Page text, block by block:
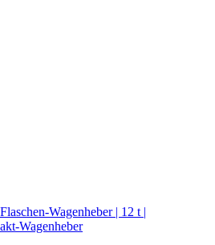
Wagenheber | 12 t |
Wagenheber